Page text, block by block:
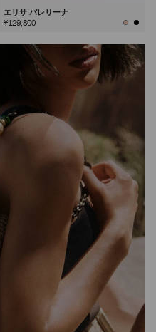
エリサ バレリーナ
¥129,800